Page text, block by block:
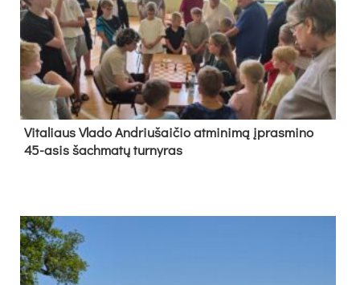
Vi­ta­liaus Vla­do And­riu­šai­čio at­mi­ni­mą įpras­mi­no
45-asis šach­ma­tų tur­ny­ras